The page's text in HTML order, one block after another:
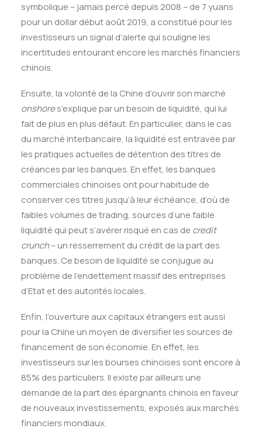
symbolique – jamais percé depuis 2008 – de 7 yuans
pour un dollar début août 2019, a constitué pour les
investisseurs un signal d’alerte qui souligne les
incertitudes entourant encore les marchés financiers
chinois.
Ensuite, la volonté de la Chine d’ouvrir son marché
onshores’explique par un besoin de liquidité, qui lui
fait de plus en plus défaut. En particulier, dans le cas
du marché interbancaire, la liquidité est entravée par
les pratiques actuelles de détention des titres de
créances par les banques. En effet, les banques
commerciales chinoises ont pour habitude de
conserver ces titres jusqu’à leur échéance, d’où de
faibles volumes de trading, sources d’une faible
liquidité qui peut s’avérer risqué en cas de credit
crunch– un resserrement du crédit de la part des
banques. Ce besoin de liquidité se conjugue au
problème de l’endettement massif des entreprises
d’Etat et des autorités locales.
Enfin, l’ouverture aux capitaux étrangers est aussi
pour la Chine un moyen de diversifier les sources de
financement de son économie. En effet, les
investisseurs sur les bourses chinoises sont encore à
85% des particuliers. Il existe par ailleurs une
demande de la part des épargnants chinois en faveur
de nouveaux investissements, exposés aux marchés
financiers mondiaux.